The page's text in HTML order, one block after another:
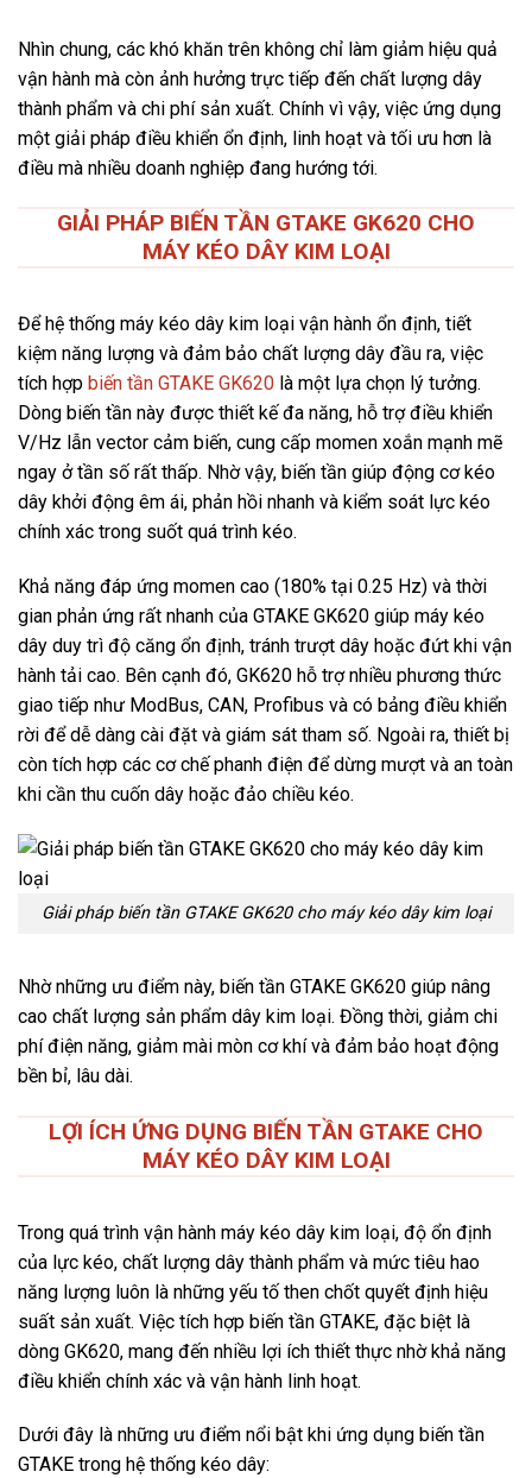
Nhìn chung, các khó khăn trên không chỉ làm giảm hiệu quả
vận hành mà còn ảnh hưởng trực tiếp đến chất lượng dây
thành phẩm và chi phí sản xuất. Chính vì vậy, việc ứng dụng
một giải pháp điều khiển ổn định, linh hoạt và tối ưu hơn là
điều mà nhiều doanh nghiệp đang hướng tới.
GIẢI PHÁP BIẾN TẦN GTAKE GK620 CHO
MÁY KÉO DÂY KIM LOẠI
Để hệ thống máy kéo dây kim loại vận hành ổn định, tiết
kiệm năng lượng và đảm bảo chất lượng dây đầu ra, việc
tích hợp biến tần GTAKE GK620 là một lựa chọn lý tưởng.
Dòng biến tần này được thiết kế đa năng, hỗ trợ điều khiển
V/Hz lẫn vector cảm biến, cung cấp momen xoắn mạnh mẽ
ngay ở tần số rất thấp. Nhờ vậy, biến tần giúp động cơ kéo
dây khởi động êm ái, phản hồi nhanh và kiểm soát lực kéo
chính xác trong suốt quá trình kéo.
Khả năng đáp ứng momen cao (180% tại 0.25 Hz) và thời
gian phản ứng rất nhanh của GTAKE GK620 giúp máy kéo
dây duy trì độ căng ổn định, tránh trượt dây hoặc đứt khi vận
hành tải cao. Bên cạnh đó, GK620 hỗ trợ nhiều phương thức
giao tiếp như ModBus, CAN, Profibus và có bảng điều khiển
rời để dễ dàng cài đặt và giám sát tham số. Ngoài ra, thiết bị
còn tích hợp các cơ chế phanh điện để dừng mượt và an toàn
khi cần thu cuốn dây hoặc đảo chiều kéo.
Giải pháp biến tần GTAKE GK620 cho máy kéo dây kim loại
Nhờ những ưu điểm này, biến tần GTAKE GK620 giúp nâng
cao chất lượng sản phẩm dây kim loại. Đồng thời, giảm chi
phí điện năng, giảm mài mòn cơ khí và đảm bảo hoạt động
bền bỉ, lâu dài.
LỢI ÍCH ỨNG DỤNG BIẾN TẦN GTAKE CHO
MÁY KÉO DÂY KIM LOẠI
Trong quá trình vận hành máy kéo dây kim loại, độ ổn định
của lực kéo, chất lượng dây thành phẩm và mức tiêu hao
năng lượng luôn là những yếu tố then chốt quyết định hiệu
suất sản xuất. Việc tích hợp biến tần GTAKE, đặc biệt là
dòng GK620, mang đến nhiều lợi ích thiết thực nhờ khả năng
điều khiển chính xác và vận hành linh hoạt.
Dưới đây là những ưu điểm nổi bật khi ứng dụng biến tần
GTAKE trong hệ thống kéo dây: